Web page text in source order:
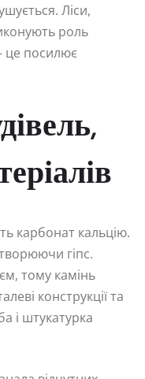
Ліси,
роль
це посилює
карбонат кальцію.
гіпс.
тому камінь
конструкції та
і штукатурка